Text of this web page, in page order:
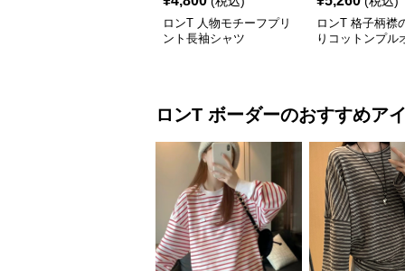
ロンT 人物モチーフプリ
ント長袖シャツ
ロンT 格子柄襟
りコットンプル
ロンT ボーダーのおすすめア